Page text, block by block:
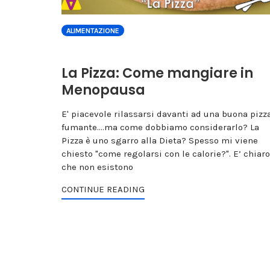
ALIMENTAZIONE
La Pizza: Come mangiare in
Menopausa
E' piacevole rilassarsi davanti ad una buona
fumante....ma come dobbiamo considerarlo? La
Pizza è uno sgarro alla Dieta? Spesso mi viene
chiesto "come regolarsi con le calorie?". E’ chiaro
che non esistono
CONTINUE READING